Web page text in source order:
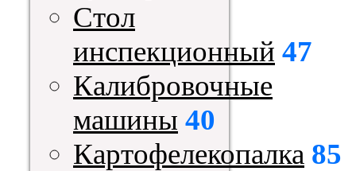
Стол
инспекционный 47
Калибровочные
машины 40
Картофелекопалка 85